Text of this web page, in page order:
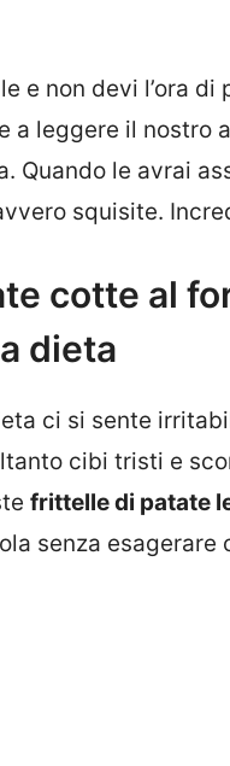
e non devi l’ora
a leggere il nostro
Quando le avrai
squisite.
cotte al
dieta
ci si sente
cibi tristi e
frittelle di patate
senza esagerare